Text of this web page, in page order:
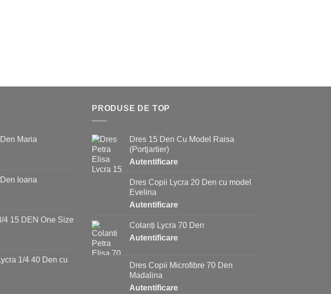
Maria
Ioana
4 15 DEN One Size
1/4 40 Den cu
PRODUSE DE TOP
Dres 15 Den Cu Model Raisa
(Portjartier)
Autentificare
Dres Copii Lycra 20 Den cu model
Evelina
Autentificare
Colanți Lycra 70 Den
Autentificare
Dres Copii Microfibre 70 Den
Madalina
Autentificare